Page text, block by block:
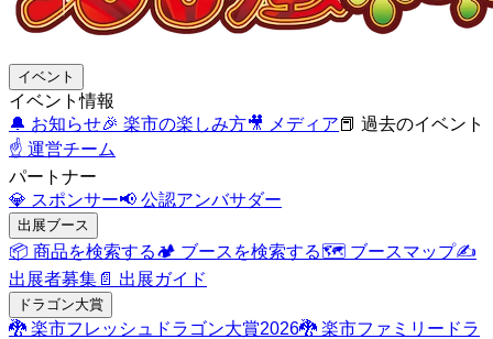
イベント
イベント情報
🔔 お知らせ🎉 楽市の楽しみ方🎥 メディア📕 過去のイベント
☝️ 運営チーム
パートナー
💎 スポンサー📢 公認アンバサダー
出展ブース
📦 商品を検索する🏕️ ブースを検索する🗺️ ブースマップ✍️
出展者募集 📄 出展ガイド
ドラゴン大賞
🐉 楽市フレッシュドラゴン大賞2026🐉 楽市ファミリードラ